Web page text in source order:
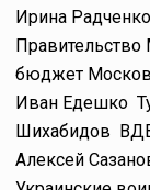
Ирина Радченко
бюджет
Иван Едешко
Шихабидов
Алексей